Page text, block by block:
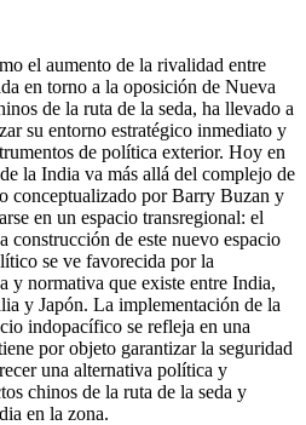
el aumento de la rivalidad entre
en torno a la oposición de Nueva
de la ruta de la seda, ha llevado a
su entorno estratégico inmediato y
de política exterior. Hoy en
la India va más allá del complejo de
conceptualizado por Barry Buzan y
en un espacio transregional: el
construcción de este nuevo espacio
se ve favorecida por la
y normativa que existe entre India,
y Japón. La implementación de la
indopacífico se refleja en una
por objeto garantizar la seguridad
una alternativa política y
chinos de la ruta de la seda y
en la zona.